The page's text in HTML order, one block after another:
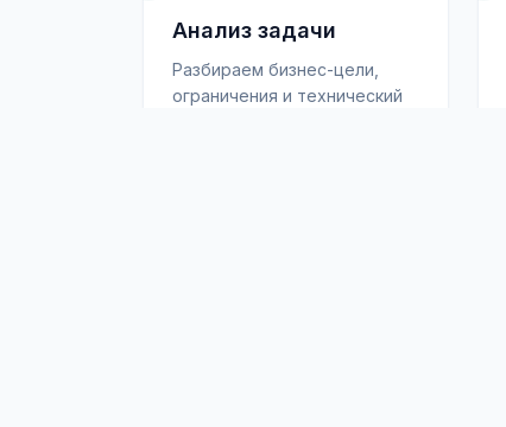
Анализ задачи
Разбираем бизнес-цели,
ограничения и технический